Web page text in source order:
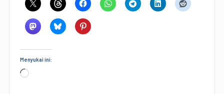
Menyukai ini:
Memuat...